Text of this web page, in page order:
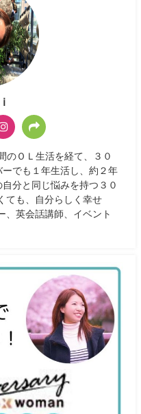
ＯＬ生活を経て、３０
でも１年生活し、約２年
分と同じ悩みを持つ３０
ても、自分らしく幸せ
、英会話講師、イベント